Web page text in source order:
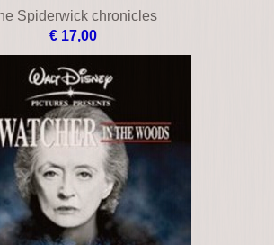
Spiderwick chronicles
€ 17,00